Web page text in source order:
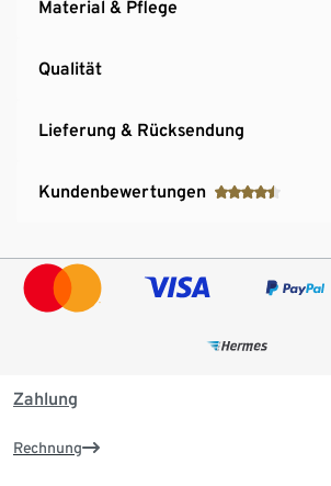
Material & Pflege
Qualität
Lieferung & Rücksendung
Kundenbewertungen
Zahlung
Rechnung